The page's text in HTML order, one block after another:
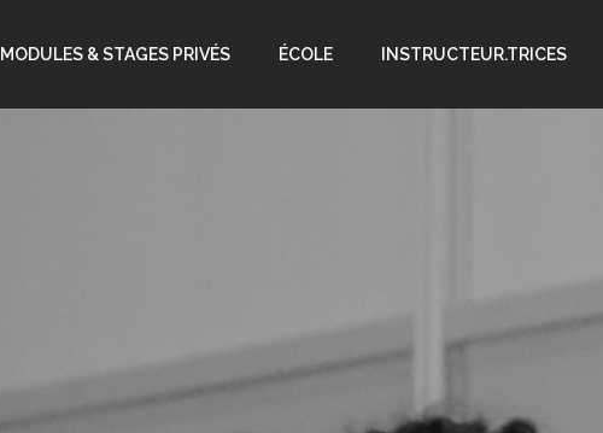
MODULES & STAGES PRIVÉS ÉCOLE INSTRUCTEUR.TRICES